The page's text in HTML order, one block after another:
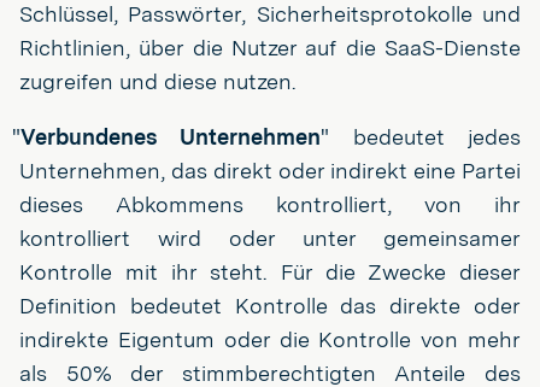
Schlüssel, Passwörter, Sicherheitsprotokolle und
Richtlinien, über die Nutzer auf die SaaS-Dienste
zugreifen und diese nutzen.
"Verbundenes Unternehmen" bedeutet jedes
Unternehmen, das direkt oder indirekt eine Partei
dieses Abkommens kontrolliert, von ihr
kontrolliert wird oder unter gemeinsamer
Kontrolle mit ihr steht. Für die Zwecke dieser
Definition bedeutet Kontrolle das direkte oder
indirekte Eigentum oder die Kontrolle von mehr
als 50% der stimmberechtigten Anteile des